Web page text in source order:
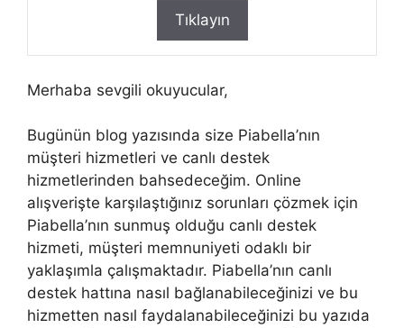
Tıklayın
Merhaba sevgili okuyucular,
Bugünün blog yazısında size Piabella’nın
müşteri hizmetleri ve canlı destek
hizmetlerinden bahsedeceğim. Online
alışverişte karşılaştığınız sorunları çözmek için
Piabella’nın sunmuş olduğu canlı destek
hizmeti, müşteri memnuniyeti odaklı bir
yaklaşımla çalışmaktadır. Piabella’nın canlı
destek hattına nasıl bağlanabileceğinizi ve bu
hizmetten nasıl faydalanabileceğinizi bu yazıda